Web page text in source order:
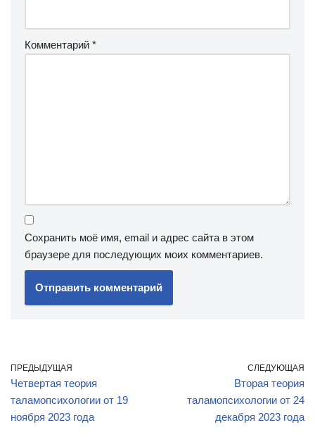
Комментарий *
Сохранить моё имя, email и адрес сайта в этом
браузере для последующих моих комментариев.
ПРЕДЫДУЩАЯ
Четвертая теория
таламопсихологии от 19
ноября 2023 года
СЛЕДУЮЩАЯ
Вторая теория
таламопсихологии от 24
декабря 2023 года